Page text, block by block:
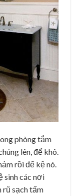
phòng tắm
lên, để khô.
rồi để kệ nó.
sinh các nơi
rũ sạch tấm